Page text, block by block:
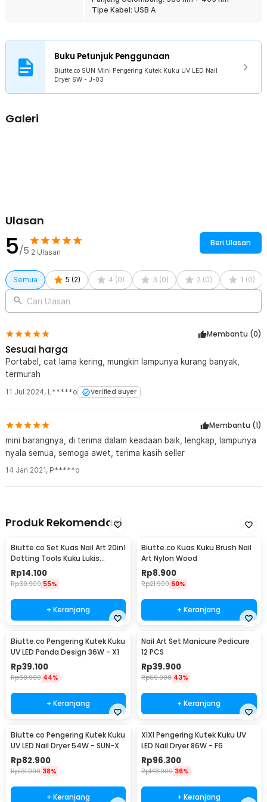
mudah dibawa saat Anda bepergian.
Rincian yang Anda dapatkan untuk pembelian produk ini:
1 x Biutte.co SUN Mini Pengering Kutek Kuku UV LED Nail Dryer
6W - J-03
Tipe Kabel: USB A
Buku Petunjuk Penggunaan
Biutte.co SUN Mini Pengering Kutek Kuku UV LED Nail
Dryer 6W - J-03
Galeri
Ulasan
5/5 2 Ulasan
Beri Ulasan
Semua 5 (2) 4 (0) 3 (0) 2 (0) 1 (0)
Cari Ulasan
Membantu (0)
Sesuai harga
Portabel, cat lama kering, mungkin lampunya kurang banyak,
termurah
11 Jul 2024, L*****o Verified Buyer
Membantu (1)
mini barangnya, di terima dalam keadaan baik, lengkap, lampunya
nyala semua, semoga awet, terima kasih seller
14 Jan 2021, P*****o
Produk Rekomendasi
Biutte.co Set Kuas Nail Art 20in1
Dotting Tools Kuku Lukis
Profesional - X-19
Rp14.100
Rp30.900 55%
+ Keranjang
Biutte.co Kuas Kuku Brush Nail
Art Nylon Wood
Rp8.900
Rp21.900 60%
+ Keranjang
Biutte.co Pengering Kutek Kuku
UV LED Panda Design 36W - X1
Rp39.100
Rp68.900 44%
+ Keranjang
Nail Art Set Manicure Pedicure
12 PCS
Rp39.900
Rp69.900 43%
+ Keranjang
Biutte.co Pengering Kutek Kuku
UV LED Nail Dryer 54W - SUN-X
Rp82.900
Rp131.900 38%
+ Keranjang
XIXI Pengering Kutek Kuku UV
LED Nail Dryer 86W - F6
Rp96.300
Rp148.900 36%
+ Keranjang